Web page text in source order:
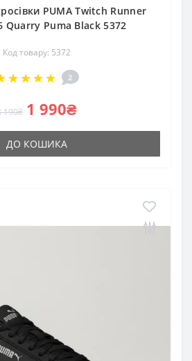
PUMA Twitch Runner
Quarry Puma Black 5372
Код товару: 5372
2
190₴ 1 990₴
ДО КОШИКА